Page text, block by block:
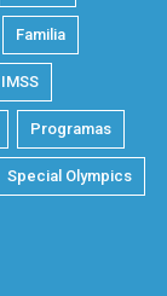
Familia
IMSS
Programas
Special Olympics